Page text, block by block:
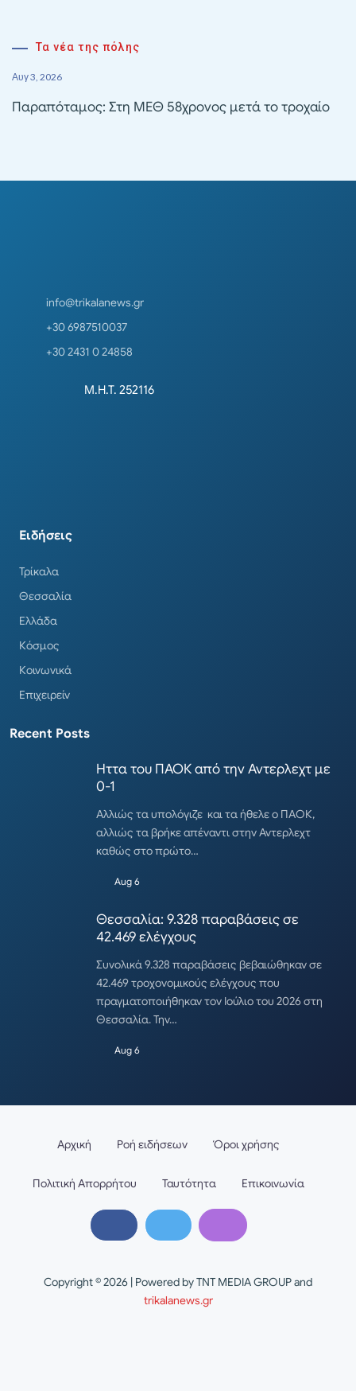
Τα νέα της πόλης
Αυγ 3, 2026
Παραπόταμος: Στη ΜΕΘ 58χρονος μετά το τροχαίο
info@trikalanews.gr
+30 6987510037
+30 2431 0 24858
Μ.Η.Τ. 252116
Ειδήσεις
Τρίκαλα
Θεσσαλία
Ελλάδα
Κόσμος
Κοινωνικά
Επιχειρείν
Recent Posts
Ηττα του ΠΑΟΚ από την Αντερλεχτ με
0-1
Αλλιώς τα υπολόγιζε και τα ήθελε ο ΠΑΟΚ,
αλλιώς τα βρήκε απέναντι στην Αντερλεχτ
καθώς στο πρώτο…
Aug 6
Θεσσαλία: 9.328 παραβάσεις σε
42.469 ελέγχους
Συνολικά 9.328 παραβάσεις βεβαιώθηκαν σε
42.469 τροχονομικούς ελέγχους που
πραγματοποιήθηκαν τον Ιούλιο του 2026 στη
Θεσσαλία. Την…
Aug 6
Copyright © 2026 | Powered by TNT MEDIA GROUP and
trikalanews.gr
Αρχική Ροή ειδήσεων Όροι χρήσης
Πολιτική Απορρήτου Ταυτότητα Επικοινωνία